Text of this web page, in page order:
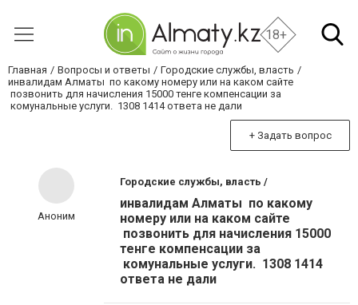
18+
Главная Вопросы и ответы
Городские службы, власть
инвалидам Алматы по какому номеру или на каком сайте
позвонить для начисления 15000 тенге компенсации за
комунальные услуги. 1308 1414 ответа не дали
+ Задать вопрос
Аноним
Городские службы, власть /
инвалидам Алматы по какому
номеру или на каком сайте
позвонить для начисления 15000
тенге компенсации за
комунальные услуги. 1308 1414
ответа не дали